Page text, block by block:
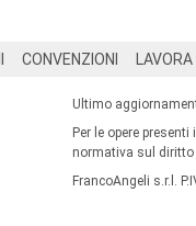
CONVENZIONI
Ultimo
Per le opere
normativa sul
FrancoAngeli s.r.l.